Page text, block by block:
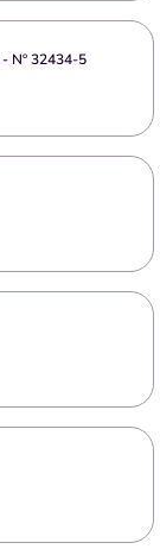
- Nº32434-5